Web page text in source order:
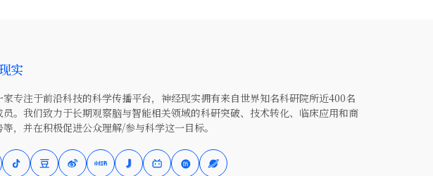
实
家专注于前沿科技的科学传播平台，神经现实拥有来自世界知名科研院所近400名
员。我们致力于长期观察脑与智能相关领域的科研突破、技术转化、临床应用和商
，并在积极促进公众理解/参与科学这一目标。